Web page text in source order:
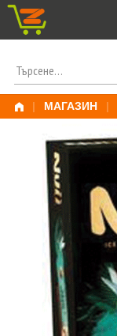
Skip
ПОТЪРСИ
ЗА:
| МАГАЗИН |